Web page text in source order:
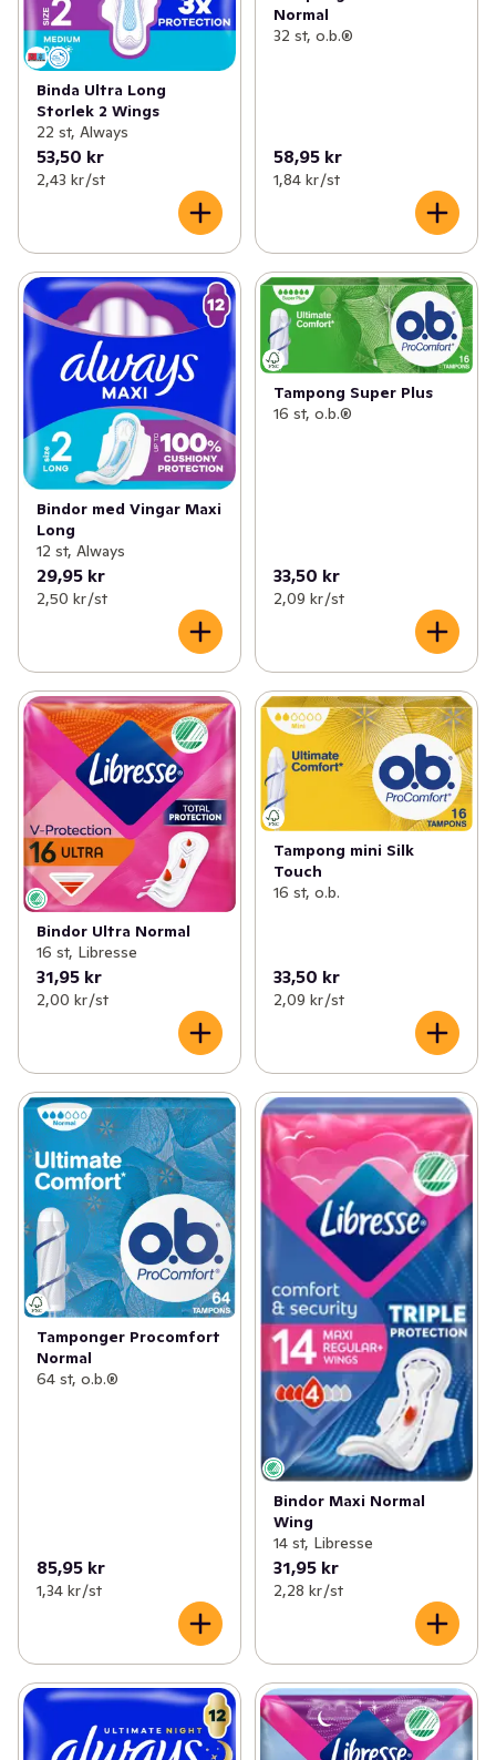
Binda Ultra Long
Storlek 2 Wings
22 st, Always
53,50 kr
2,43 kr /st
Normal
32 st, o.b.®
58,95 kr
1,84 kr /st
Bindor med Vingar Maxi
Long
12 st, Always
29,95 kr
2,50 kr /st
Tampong Super Plus
16 st, o.b.®
33,50 kr
2,09 kr /st
Bindor Ultra Normal
16 st, Libresse
31,95 kr
2,00 kr /st
Tampong mini Silk
Touch
16 st, o.b.
33,50 kr
2,09 kr /st
Tamponger Procomfort
Normal
64 st, o.b.®
85,95 kr
1,34 kr /st
Bindor Maxi Normal
Wing
14 st, Libresse
31,95 kr
2,28 kr /st